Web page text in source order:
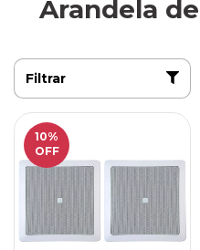
Arandela
Filtrar
10%
OFF